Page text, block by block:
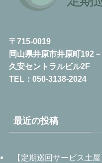
〒715-0019
岡山県井原市井原町192
久安セントラルビル2F
TEL：050-3138-2024
最近の投稿
【定期巡回サービス土